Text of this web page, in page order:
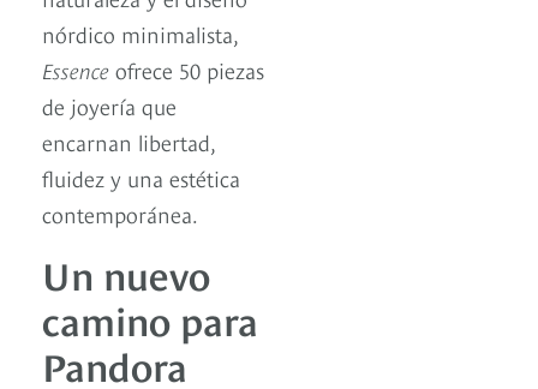
nórdico minimalista,
Essence ofrece 50 piezas
de joyería que
encarnan libertad,
fluidez y una estética
contemporánea.
Un nuevo
camino para
Pandora